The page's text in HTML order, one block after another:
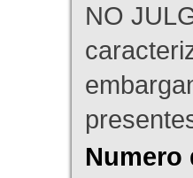
NO
Numero